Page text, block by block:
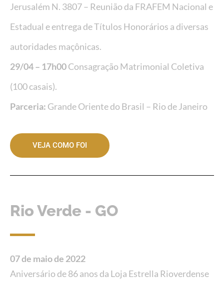
Jerusalém N. 3807 – Reunião da FRAFEM Nacional e
Estadual e entrega de Títulos Honorários a diversas
autoridades maçônicas.
29/04 – 17h00Consagração Matrimonial Coletiva
(100 casais).
Parceria: Grande Oriente do Brasil – Rio de Janeiro
VEJA COMO FOI
Rio Verde - GO
07 de maio de 2022
Aniversário de 86 anos da Loja Estrella Rioverdense